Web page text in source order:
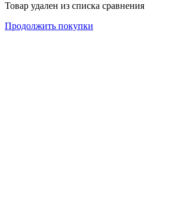
Товар удален из списка сравнения
Продолжить покупки